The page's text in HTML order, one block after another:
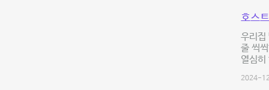
호스
우리집
줄 씩
열심
2024-